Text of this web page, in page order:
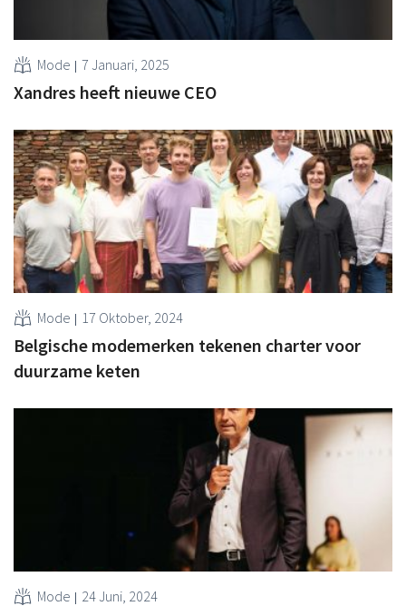
Mode 7 Januari, 2025
Xandres heeft nieuwe CEO
Mode 17 Oktober, 2024
Belgische modemerken tekenen charter voor
duurzame keten
Mode 24 Juni, 2024